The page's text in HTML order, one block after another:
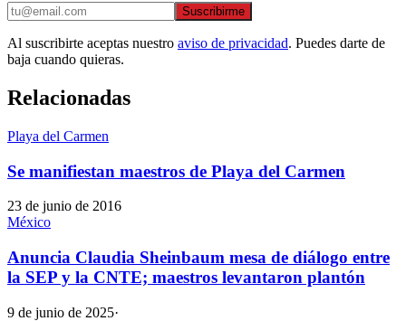
Suscribirme
Al suscribirte aceptas nuestro aviso de privacidad. Puedes darte de
baja cuando quieras.
Relacionadas
Playa del Carmen
Se manifiestan maestros de Playa del Carmen
23 de junio de 2016
México
Anuncia Claudia Sheinbaum mesa de diálogo entre
la SEP y la CNTE; maestros levantaron plantón
9 de junio de 2025·